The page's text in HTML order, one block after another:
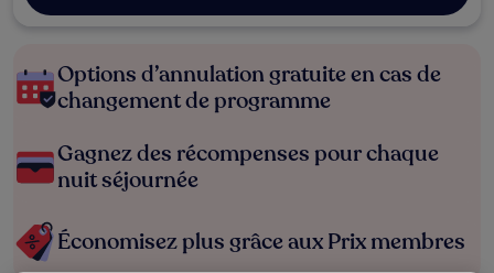
Options d’annulation gratuite en cas de
changement de programme
Gagnez des récompenses pour chaque
nuit séjournée
Économisez plus grâce aux Prix membres